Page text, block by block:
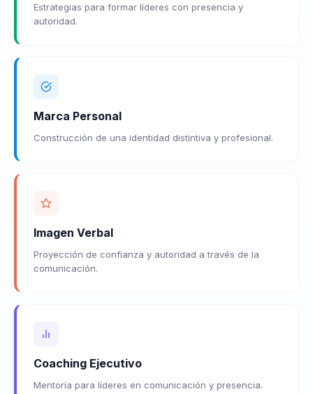
Estrategias para formar líderes con presencia y
autoridad.
Marca Personal
Construcción de una identidad distintiva y profesional.
Imagen Verbal
Proyección de confianza y autoridad a través de la
comunicación.
Coaching Ejecutivo
Mentoría para líderes en comunicación y presencia.